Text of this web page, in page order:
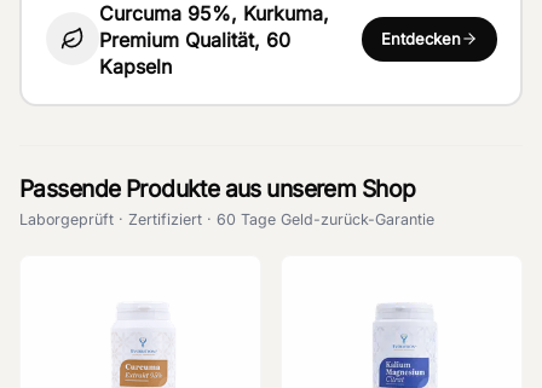
Curcuma 95%, Kurkuma,
Premium Qualität, 60
Kapseln
Entdecken
Passende Produkte aus unserem Shop
Laborgeprüft · Zertifiziert · 60 Tage Geld-zurück-Garantie